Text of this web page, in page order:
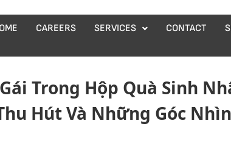
CAREERS SERVICES CONTACT
Trong Hộp Quà Sinh
Hút Và Những Góc